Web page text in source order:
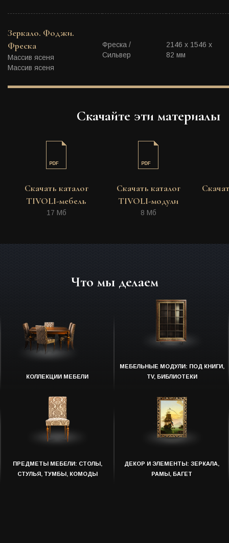
Зеркало. Фоджи.
Фреска
Массив ясеня
Массив ясеня
Фреска /
Сильвер
2146 х 1546 х
82 мм
Скачайте эти материалы
Скачать каталог
TIVOLI-мебель
17 Мб
Скачать каталог
TIVOLI-модули
8 Мб
Что мы делаем
КОЛЛЕКЦИИ МЕБЕЛИ
МЕБЕЛЬНЫЕ МОДУЛИ: ПОД КНИГИ,
TV, БИБЛИОТЕКИ
ПРЕДМЕТЫ МЕБЕЛИ: СТОЛЫ,
СТУЛЬЯ, ТУМБЫ, КОМОДЫ
ДЕКОР И ЭЛЕМЕНТЫ: ЗЕРКАЛА,
РАМЫ, БАГЕТ